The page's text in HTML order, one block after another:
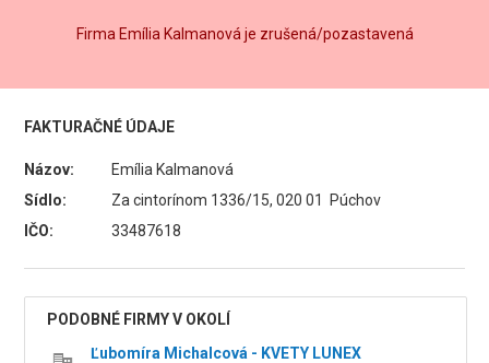
Firma Emília Kalmanová je zrušená/pozastavená
FAKTURAČNÉ ÚDAJE
Názov:
Emília Kalmanová
Sídlo:
Za cintorínom 1336/15, 020 01 Púchov
IČO:
33487618
PODOBNÉ FIRMY V OKOLÍ
Ľubomíra Michalcová - KVETY LUNEX